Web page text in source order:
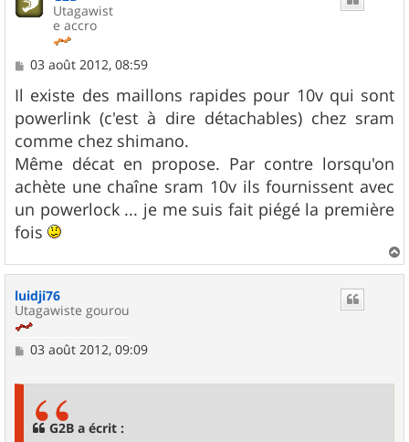
Utagawist
e accro
M
s
a
g
e
03 août 2012, 08:59
Il existe des maillons rapides pour 10v qui sont
powerlink (c'est à dire détachables) chez sram
comme chez shimano.
Même décat en propose. Par contre lorsqu'on
achète une chaîne sram 10v ils fournissent avec
un powerlock ... je me suis fait piégé la première
fois
a
luidji76
Utagawiste gourou
M
03 août 2012, 09:09
G2B a écrit :